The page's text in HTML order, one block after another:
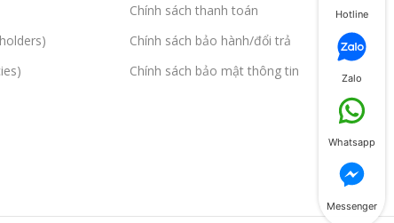
Chính sách thanh toán
Chính sách bảo hành/đổi trả
Chính sách bảo mật thông tin
Hotline
Zalo
Whatsapp
Messenger